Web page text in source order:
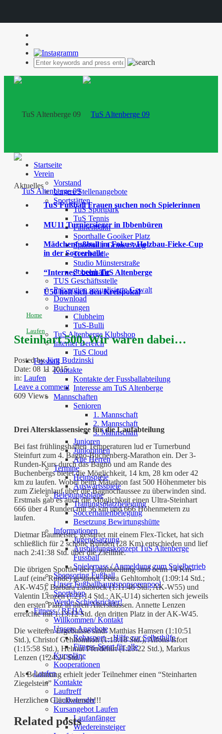
Startseite
Verein
Vorstand
Unsere Stellenangebote
Sportstätten
TuS Sportpark
TuS Tennis
Finnenbahn
Sporthalle Gooiker Platz
Sporthalle Grüner Weg
Tennishalle
Studio Münsterstraße
Soccerhalle
TUS Geschäftsstelle
Prävention sexualisierte Gewalt
Download
Buchungen
Clubheim
TuS-Bulli
TuS Altenberge Klubshop
Interner Bereich
TuS Cloud
Fussball
Kontakte
Kontakte der Fussballabteilung
Interesse am TuS Altenberge
Mannschaften
Senioren
1. Mannschaft
2. Mannschaft
3. Mannschaft
Junioren
Juniorinnen
Alte Herren
Termine
Heimspiele
Auswärtsspiele
Belegungspläne
Trainingsplatzbelegung
Soccerhallenbelegung
Besetzung Bewirtungshütte
Informationen
Jugendsatzung
Ausbildungskonzept TuS Altenberge
Fussball
Spielerpass / Anmeldung zum Spielbetrieb
Sponsoring Fußball
Unser Fußballhauptsponsorenpool
Sportshop
Werde Schiedsrichter!
Fitness / REHA
Willkommen/ Kontakt
Unsere Angebote
Rehasport – Hilfe zur Selbsthilfe
Fitness-Sport für alle
Kurspläne
Kooperationen
Laufen
Kontakte
Lauftreff
Laufkalender
Kursangebot Laufen
Laufanfänger
Wiedereinsteiger
Aktuelles
TuS Fußball Frauen suchen noch Spielerinnen
MU11 Turniersieger in Ibbenbüren
Mädchenfußball im Fokus: Holzbau-Fieke-Cup
in der Soccerhalle
“Internes” beim TuS Altenberge
Ü50 holt sich den Kreispokal
Home
Laufen
Steinhart 500, Wir waren dabei…
Posted byJörg Budzinski
Date: 08 11 2015
in: Laufen
Leave a comment
609 Views
Drei Altersklassensiege für die Laufabteilung
Bei fast frühlingshaften Temperaturen lud er Turnerbund
Steinfurt zum 4. Bagno-Buchenberg-Marathon ein. Der 3-
Runden-Kurs durch das Bagno und am Rande des
Buchenbergs bietet die Möglichkeit, 14 km, 28 km oder 42
km zu laufen. Wobei beim Matathon fast 500 Höhenmeter bis
zum Zieleinlauf über die Bagnochaussee zu überwinden sind.
Erstmals gab es auch die Möglichkeit einen Ultra-Steinhart
666 über 4 Runden mit 56 km und 666 Höhenmetern zu
laufen.
Dietmar Baumeister, gestartet mit einem Flex-Ticket, hat sich
schließlich für 2 schöne Runden (28 Km) entschieden und lief
nach 2:41:38 Std. über die Ziellinie.
Die übrigen Sportler der Laufabteilung sind beim 14 Km-
Lauf (eine Runde) gestartet. Petra Gehltomholt (1:09:14 Std.;
AK-W45), Barbara Laubrock (1:11:46 Std.; AK-W55) und
Valentin Lenzen (!.21:14 Std.; AK-U14) sicherten sich jeweils
den ersten Platz in ihren Altersklassen. Annette Lenzen
erreichte mit 1:13:12 Std. den dritten Platz in der AK-W45.
Die weiteren Ergebnisse sind: Matthias Hamsen (1:10:51
Std.), Christof Gehltomholt (1:13:18 Std.), Alfons Isfort
(1:15:58 Std.), Helmut Pferdehirt (1:23:22 Std.), Markus
Lenzen (1:24:24 Std.)
Als Belohnung erhielt jeder Teilnehmer einen “Steinharten
Ziegelstein”
Herzlichen Glückwunsch!!!
Related posts